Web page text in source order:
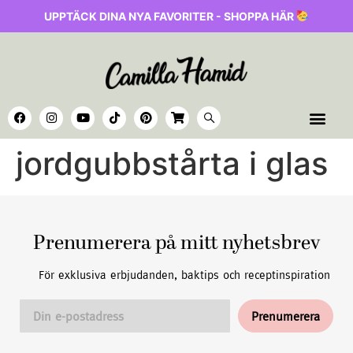
UPPTÄCK DINA NYA FAVORITER - SHOPPA HÄR
jordgubbstårta i glas
Prenumerera på mitt nyhetsbrev
För exklusiva erbjudanden, baktips och receptinspiration